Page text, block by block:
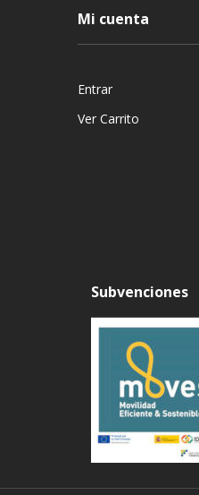
Mi cuenta
Entrar
Ver Carrito
Subvenciones